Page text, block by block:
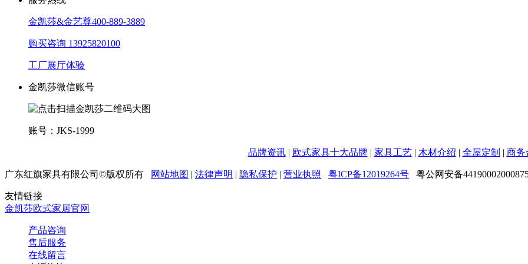
金凯莎&金艺尊400-889-3889
购买咨询 13925820100
工厂展厅体验
金凯莎微信账号
账号：JKS-1999
品牌资讯 | 欧式家具十大品牌 | 家具工艺 | 木材介绍 | 全屋定制 | 商务
广东红旗家具有限公司©版权所有 网站地图 | 法律声明 | 隐私保护 | 营业执照 粤ICP备12019264号 粤公网安备
友情链接
金凯莎欧式家居官网
产品咨询
售后服务
在线留言